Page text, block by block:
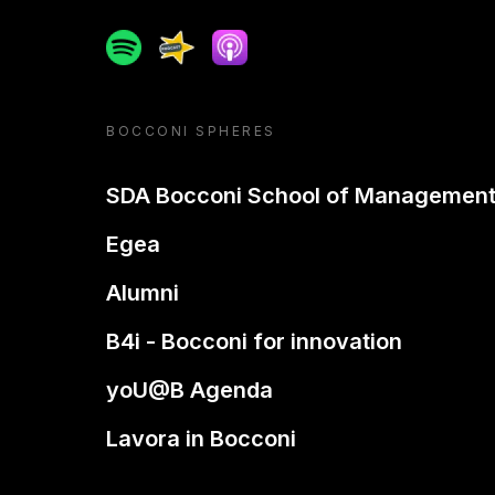
SpotifySpreakerApple podcast
BOCCONI SPHERES
SDA Bocconi School of Management
Egea
Alumni
B4i - Bocconi for innovation
yoU@B Agenda
Lavora in Bocconi